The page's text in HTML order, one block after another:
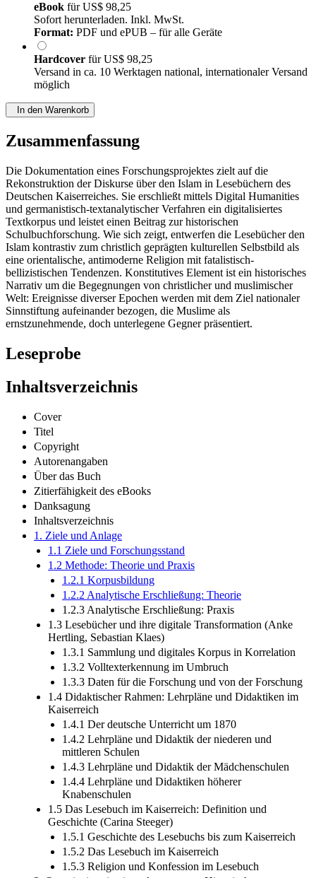
eBook fürUS$ 98,25
Sofort herunterladen. Inkl. MwSt.
Format: PDF und ePUB – für alle Geräte
Hardcover fürUS$ 98,25
Versand in ca. 10 Werktagen national, internationaler Versand
möglich
In den Warenkorb
Zusammenfassung
Die Dokumentation eines Forschungsprojektes zielt auf die
Rekonstruktion der Diskurse über den Islam in Lesebüchern des
Deutschen Kaiserreiches. Sie erschließt mittels Digital Humanities
und germanistisch-textanalytischer Verfahren ein digitalisiertes
Textkorpus und leistet einen Beitrag zur historischen
Schulbuchforschung. Wie sich zeigt, entwerfen die Lesebücher den
Islam kontrastiv zum christlich geprägten kulturellen Selbstbild als
eine orientalische, antimoderne Religion mit fatalistisch-
bellizistischen Tendenzen. Konstitutives Element ist ein historisches
Narrativ um die Begegnungen von christlicher und muslimischer
Welt: Ereignisse diverser Epochen werden mit dem Ziel nationaler
Sinnstiftung aufeinander bezogen, die Muslime als
ernstzunehmende, doch unterlegene Gegner präsentiert.
Leseprobe
Inhaltsverzeichnis
Cover
Titel
Copyright
Autorenangaben
Über das Buch
Zitierfähigkeit des eBooks
Danksagung
Inhaltsverzeichnis
1. Ziele und Anlage
1.1 Ziele und Forschungsstand
1.2 Methode: Theorie und Praxis
1.2.1 Korpusbildung
1.2.2 Analytische Erschließung: Theorie
1.2.3 Analytische Erschließung: Praxis
1.3 Lesebücher und ihre digitale Transformation (Anke
Hertling, Sebastian Klaes)
1.3.1 Sammlung und digitales Korpus in Korrelation
1.3.2 Volltexterkennung im Umbruch
1.3.3 Daten für die Forschung und von der Forschung
1.4 Didaktischer Rahmen: Lehrpläne und Didaktiken im
Kaiserreich
1.4.1 Der deutsche Unterricht um 1870
1.4.2 Lehrpläne und Didaktik der niederen und
mittleren Schulen
1.4.3 Lehrpläne und Didaktik der Mädchenschulen
1.4.4 Lehrpläne und Didaktiken höherer
Knabenschulen
1.5 Das Lesebuch im Kaiserreich: Definition und
Geschichte (Carina Steeger)
1.5.1 Geschichte des Lesebuchs bis zum Kaiserreich
1.5.2 Das Lesebuch im Kaiserreich
1.5.3 Religion und Konfession im Lesebuch